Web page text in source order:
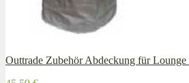
Outtrade Zubehör Abdeckung für